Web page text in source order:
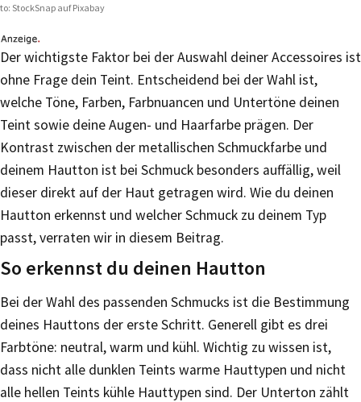
StockSnap auf Pixabay
Der wichtigste Faktor bei der Auswahl deiner Accessoires ist
ohne Frage dein Teint. Entscheidend bei der Wahl ist,
welche Töne, Farben, Farbnuancen und Untertöne deinen
Teint sowie deine Augen- und Haarfarbe prägen. Der
Kontrast zwischen der metallischen Schmuckfarbe und
deinem Hautton ist bei Schmuck besonders auffällig, weil
dieser direkt auf der Haut getragen wird. Wie du deinen
Hautton erkennst und welcher Schmuck zu deinem Typ
passt, verraten wir in diesem Beitrag.
So erkennst du deinen Hautton
Bei der Wahl des passenden Schmucks ist die Bestimmung
deines Hauttons der erste Schritt. Generell gibt es drei
Farbtöne: neutral, warm und kühl. Wichtig zu wissen ist,
dass nicht alle dunklen Teints warme Hauttypen und nicht
alle hellen Teints kühle Hauttypen sind. Der Unterton zählt